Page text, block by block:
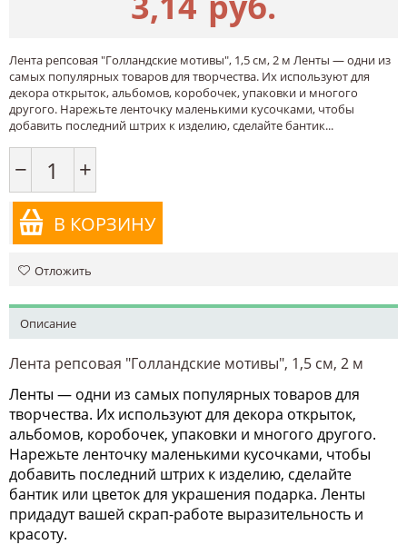
Лента репсовая "Голландские мотивы", 1,5 см, 2 м Ленты — одни из
самых популярных товаров для творчества. Их используют для
декора открыток, альбомов, коробочек, упаковки и многого
другого. Нарежьте ленточку маленькими кусочками, чтобы
добавить последний штрих к изделию, сделайте бантик...
− +
В КОРЗИНУ
Отложить
Описание
Лента репсовая "Голландские мотивы", 1,5 см, 2 м
Ленты — одни из самых популярных товаров для
творчества. Их используют для декора открыток,
альбомов, коробочек, упаковки и многого другого.
Нарежьте ленточку маленькими кусочками, чтобы
добавить последний штрих к изделию, сделайте
бантик или цветок для украшения подарка. Ленты
придадут вашей скрап-работе выразительность и
красоту.